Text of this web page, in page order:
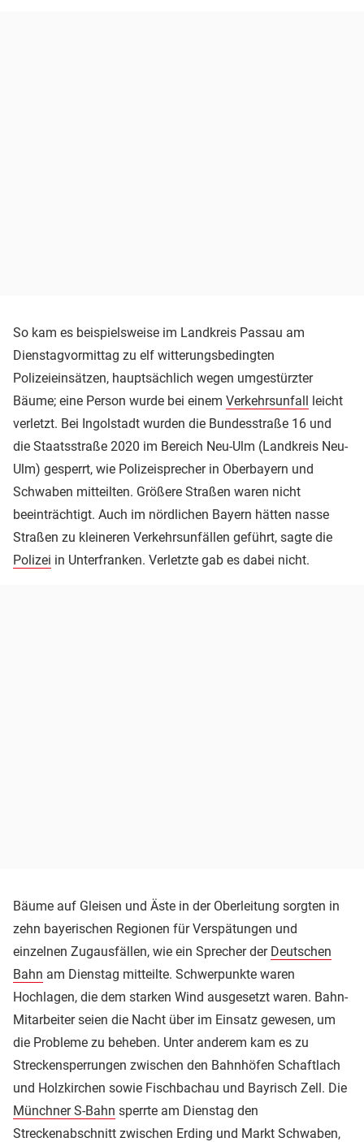
So kam es beispielsweise im Landkreis Passau am
Dienstagvormittag zu elf witterungsbedingten
Polizeieinsätzen, hauptsächlich wegen umgestürzter
Bäume; eine Person wurde bei einem Verkehrsunfall leicht
verletzt. Bei Ingolstadt wurden die Bundesstraße 16 und
die Staatsstraße 2020 im Bereich Neu-Ulm (Landkreis Neu-
Ulm) gesperrt, wie Polizeisprecher in Oberbayern und
Schwaben mitteilten. Größere Straßen waren nicht
beeinträchtigt. Auch im nördlichen Bayern hätten nasse
Straßen zu kleineren Verkehrsunfällen geführt, sagte die
Polizei in Unterfranken. Verletzte gab es dabei nicht.
Bäume auf Gleisen und Äste in der Oberleitung sorgten in
zehn bayerischen Regionen für Verspätungen und
einzelnen Zugausfällen, wie ein Sprecher der Deutschen
Bahn am Dienstag mitteilte. Schwerpunkte waren
Hochlagen, die dem starken Wind ausgesetzt waren. Bahn-
Mitarbeiter seien die Nacht über im Einsatz gewesen, um
die Probleme zu beheben. Unter anderem kam es zu
Streckensperrungen zwischen den Bahnhöfen Schaftlach
und Holzkirchen sowie Fischbachau und Bayrisch Zell. Die
Münchner S-Bahn sperrte am Dienstag den
Streckenabschnitt zwischen Erding und Markt Schwaben,